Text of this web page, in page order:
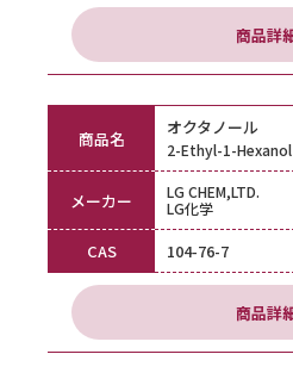
商品詳
商品名 オクタノール
2-Ethyl-1-Hexanol
メーカー
LG CHEM,LTD.
LG化学
CAS 104-76-7
商品詳